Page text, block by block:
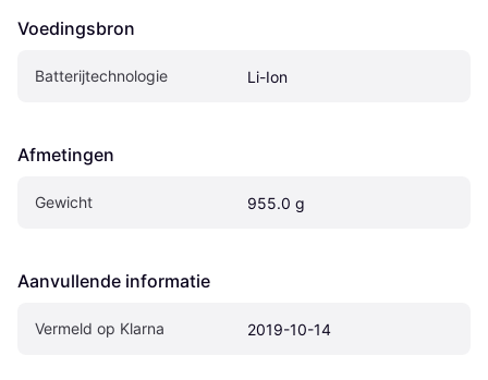
Voedingsbron
Batterijtechnologie Li-Ion
Afmetingen
Gewicht 955.0 g
Aanvullende informatie
Vermeld op Klarna 2019-10-14